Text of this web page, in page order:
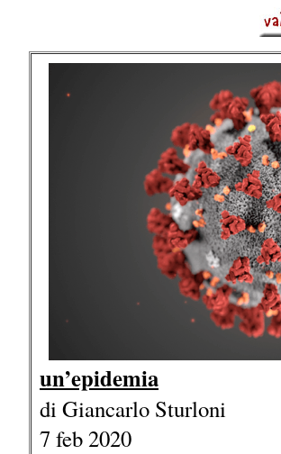
un’epidemia
di Giancarlo Sturloni
7 feb 2020